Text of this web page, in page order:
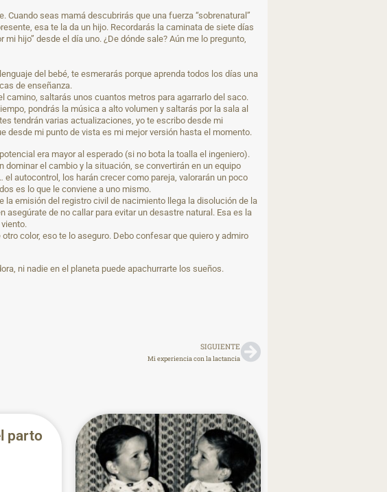
Cuando seas mamá descubrirás que una fuerza “sobrenatural”
esa te la da un hijo. Recordarás la caminata de siete días
hijo” desde el día uno. ¿De dónde sale? Aún me lo pregunto,
del bebé, te esmerarás porque aprenda todos los días una
de enseñanza.
camino, saltarás unos cuantos metros para agarrarlo del saco.
pondrás la música a alto volumen y saltarás por la sala al
tendrán varias actualizaciones, yo te escribo desde mi
desde mi punto de vista es mi mejor versión hasta el momento.
era mayor al esperado (si no bota la toalla el ingeniero).
dominar el cambio y la situación, se convertirán en un equipo
autocontrol, los harán crecer como pareja, valorarán un poco
es lo que le conviene a uno mismo.
emisión del registro civil de nacimiento llega la disolución de la
de no callar para evitar un desastre natural. Esa es la
color, eso te lo aseguro. Debo confesar que quiero y admiro
ni nadie en el planeta puede apachurrarte los sueños.
SIGUIENTE
Mi experiencia con la lactancia
parto